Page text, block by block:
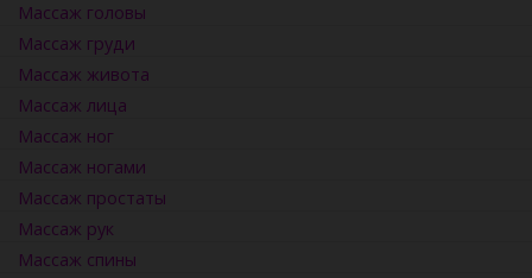
Массаж головы
Массаж груди
Массаж живота
Массаж лица
Массаж ног
Массаж ногами
Массаж простаты
Массаж рук
Массаж спины